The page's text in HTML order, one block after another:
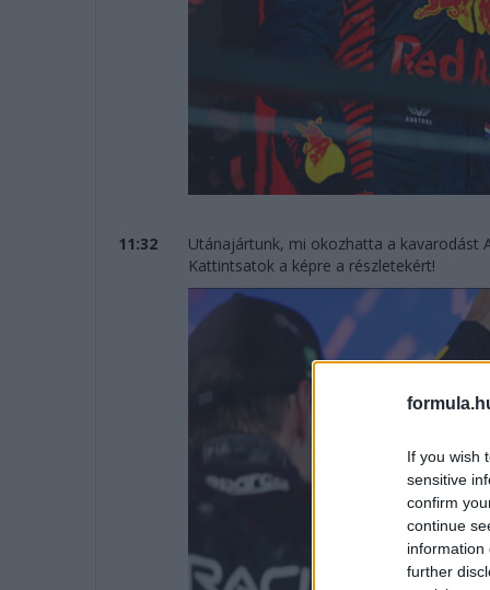
If you wish
sensitive
confirm
continue
information
further
11:32
Utánajártunk, mi okozhatta a kavarodást
Kattintsatok a képre a részletekért!